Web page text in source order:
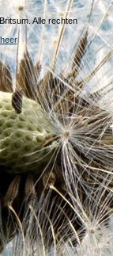
Alle rechten